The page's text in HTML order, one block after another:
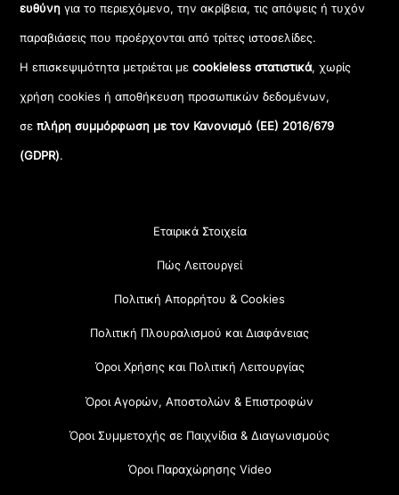
ευθύνη για το περιεχόμενο, την ακρίβεια, τις απόψεις ή τυχόν
παραβιάσεις που προέρχονται από τρίτες ιστοσελίδες.
Η επισκεψιμότητα μετριέται μεcookieless στατιστικά, χωρίς
χρήση cookies ή αποθήκευση προσωπικών δεδομένων,
σεπλήρη συμμόρφωση με τον Κανονισμό (ΕΕ) 2016/679
(GDPR).
Εταιρικά Στοιχεία
Πώς Λειτουργεί
Πολιτική Απορρήτου & Cookies
Πολιτική Πλουραλισμού και Διαφάνειας
Όροι Χρήσης και Πολιτική Λειτουργίας
Όροι Αγορών, Αποστολών & Επιστροφών
Όροι Συμμετοχής σε Παιχνίδια & Διαγωνισμούς
Όροι Παραχώρησης Video